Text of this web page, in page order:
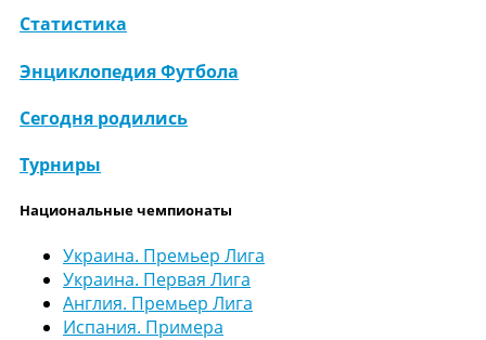
Статистика
Энциклопедия Футбола
Сегодня родились
Турниры
Национальные чемпионаты
Украина. Премьер Лига
Украина. Первая Лига
Англия. Премьер Лига
Испания. Примера